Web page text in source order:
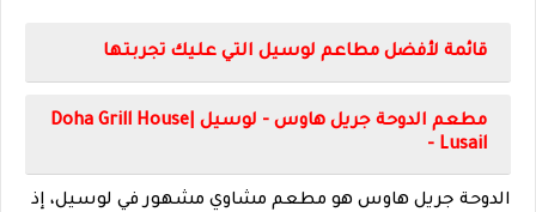
قائمة لأفضل مطاعم لوسيل التي عليك تجربتها
مطعم الدوحة جريل هاوس - لوسيل |Doha Grill House
- Lusail
الدوحة جريل هاوس هو مطعم مشاوي مشهور في لوسيل، إذ